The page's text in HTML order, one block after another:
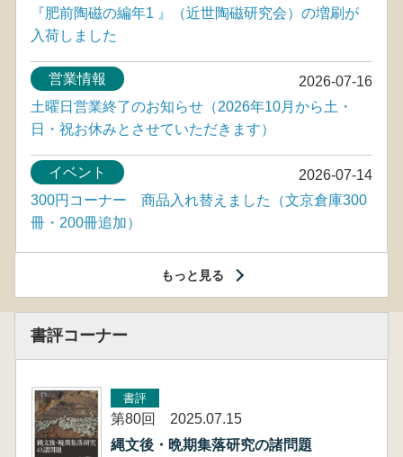
『肥前陶磁の編年1 』（近世陶磁研究会）の増刷が
入荷しました
2026-07-16
営業情報
土曜日営業終了のお知らせ（2026年10月から土・
日・祝お休みとさせていただきます）
2026-07-14
イベント
300円コーナー 商品入れ替えました（文京倉庫300
冊・200冊追加）
もっと見る
書評コーナー
書評
第80回 2025.07.15
縄文後・晩期集落研究の諸問題